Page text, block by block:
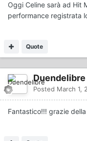
Oggi Celine sarà ad Hit
performance registrata
Quote
Duendelibre
Posted March 1,
Fantastico!!! grazie